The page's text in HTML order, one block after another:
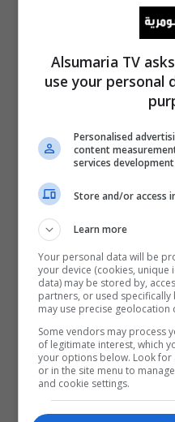
من البياع
Alsumaria TV
use your
Personalised
content
services development
Store and/or access
Learn more
Your personal data will be
your device (cookies,
data) may be stored by,
partners, or used
may use precise geolocation
Some vendors may process
of legitimate interest, which
your options below. Look
or in the site menu to
and cookie settings.